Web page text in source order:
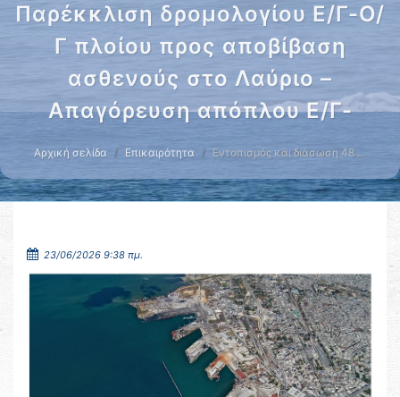
Παρέκκλιση δρομολογίου Ε/Γ-Ο/
Γ πλοίου προς αποβίβαση
ασθενούς στο Λαύριο –
Απαγόρευση απόπλου Ε/Γ-
Αρχική σελίδα Επικαιρότητα Εντοπισμός και διάσωση 48 …
23/06/2026 9:38 πμ.